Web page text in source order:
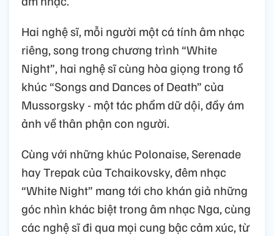
Hai nghệ sĩ, mỗi người một cá tính âm nhạc
riêng, song trong chương trình “White
Night”, hai nghệ sĩ cùng hòa giọng trong tổ
khúc “Songs and Dances of Death” của
Mussorgsky - một tác phẩm dữ dội, đầy ám
ảnh về thân phận con người.
Cùng với những khúc Polonaise, Serenade
hay Trepak của Tchaikovsky, đêm nhạc
“White Night” mang tới cho khán giả những
góc nhìn khác biệt trong âm nhạc Nga, cùng
các nghệ sĩ đi qua mọi cung bậc cảm xúc, từ